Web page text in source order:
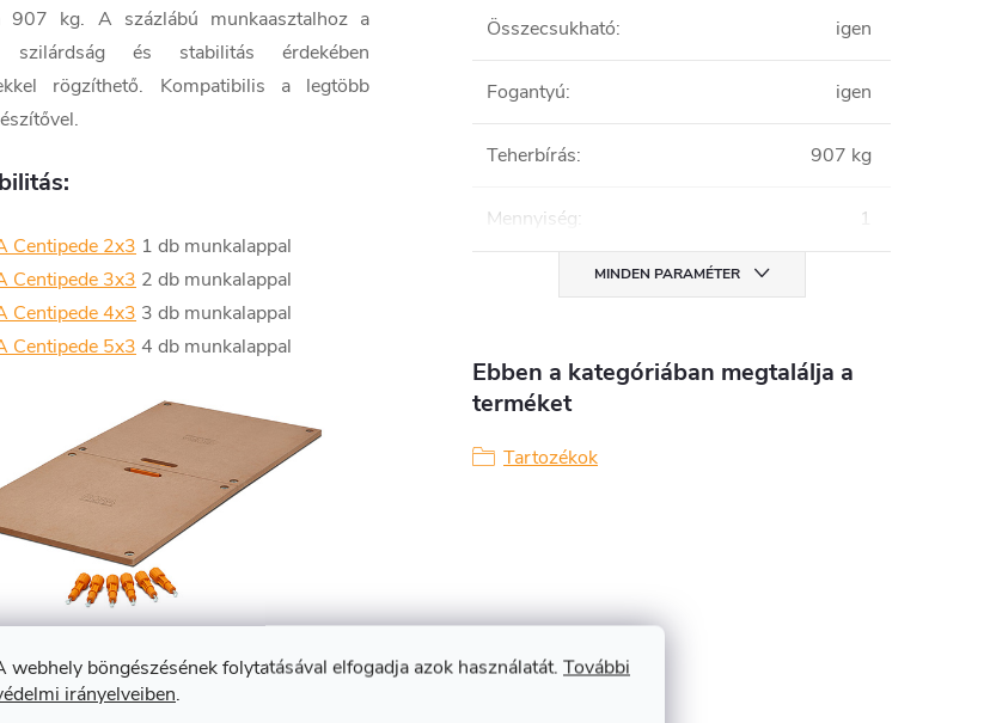
webhely böngészésének folytatásával elfogadja azok használatát. További
irányelveiben.
907 kg. A százlábú munkaasztalhoz a
szilárdság és stabilitás érdekében
rögzíthető. Kompatibilis a legtöbb
Centipede 2x3 1 db munkalappal
Centipede 3x3 2 db munkalappal
Centipede 4x3 3 db munkalappal
Centipede 5x3 4 db munkalappal
Összecsukható: igen
Fogantyú: igen
Teherbírás: 907 kg
Mennyiség: 1
MINDEN PARAMÉTER
Ebben a kategóriában megtalálja a
terméket
Tartozékok